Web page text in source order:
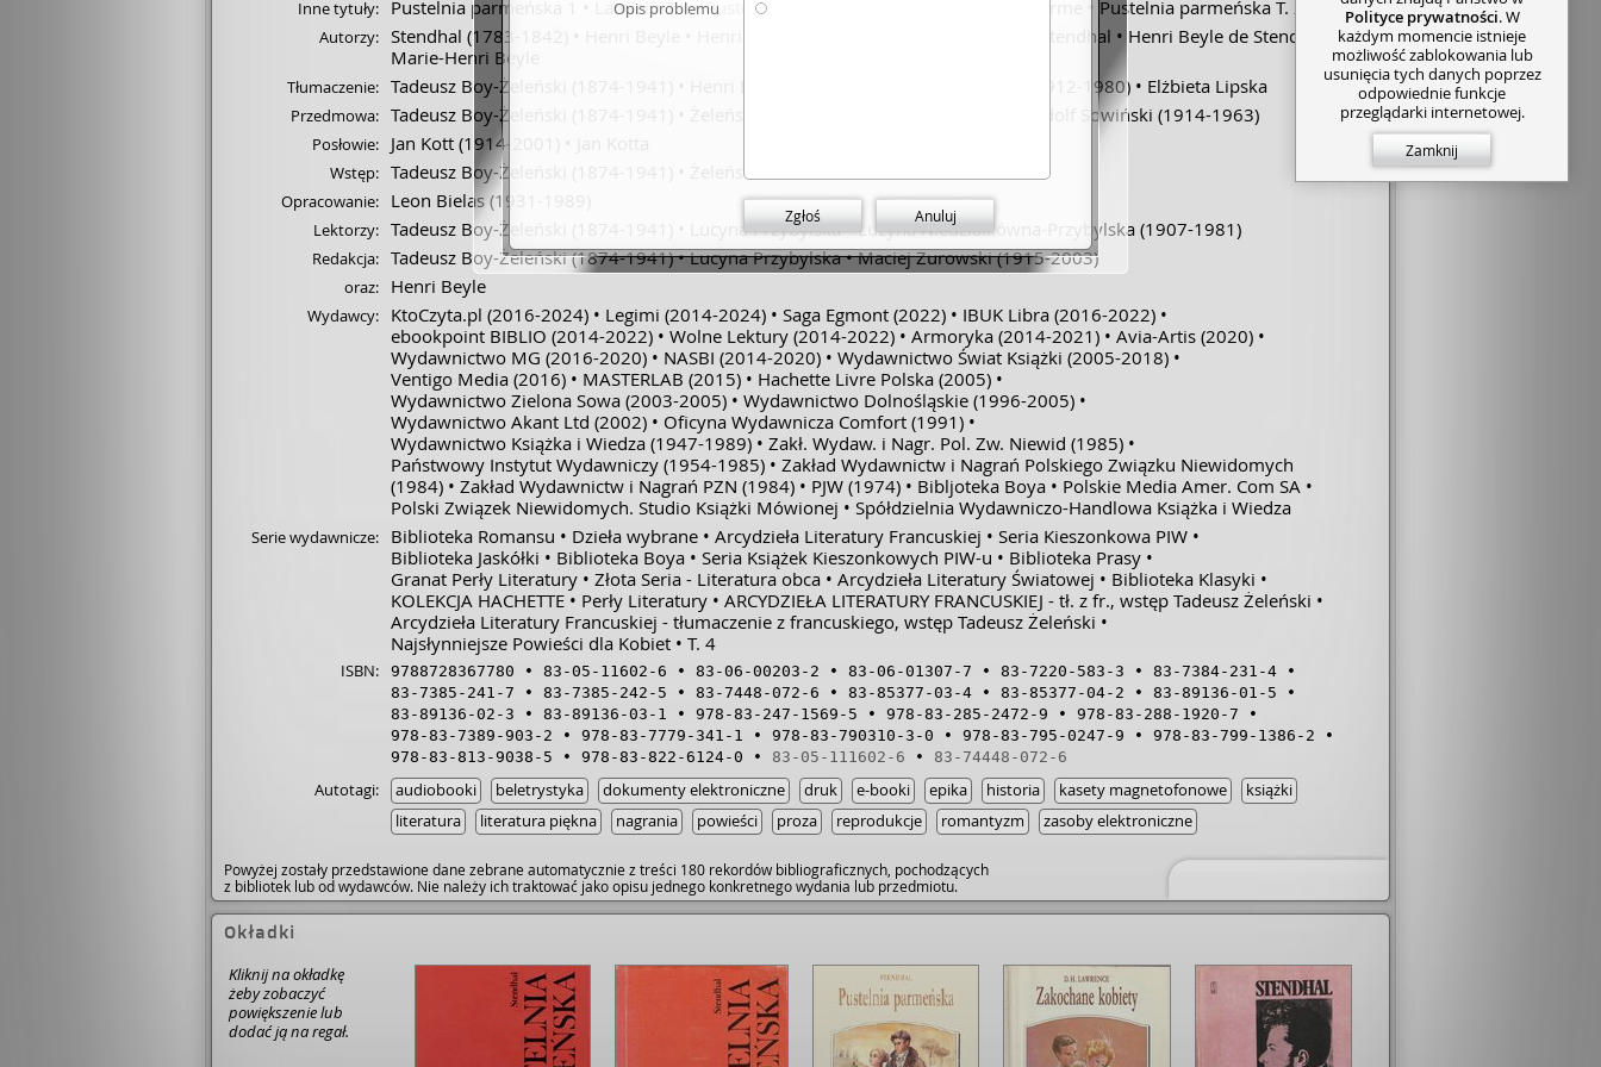
ebookpoint BIBLIO, 2021.
Media : ebookpoint BIBLIO, 2016.
Pustelnia parmeńska / Stendhal /
Wolne Lektury : Legimi, 2022.
Inne tytuły: Pustelnia parmeńska 1 Lamiel T.II Pustelnia parmeńska. La Chartreuse de Parme Pustelnia parmeńska T. 2
Autorzy: Stendhal (1783-1842) Henri Beyle Stendhal
Henri Beyle de Stendhal
Marie-Henri Beyle
Tłumaczenie: Tadeusz Boy-Żeleński (1912-1980) Elżbieta Lipska
Przedmowa: Tadeusz Boy-Żeleński Adolf Sowiński (1914-1963)
Posłowie: Jan Kott (1914-2001)
Wstęp: Tadeusz Boy-Żeleński Żeleński
Opracowanie: Leon Bielas(1931-1989)
Lektorzy: Tadeusz Boy-Żeleński Lucyna Przybylska Lucyna Niedziałkówna-Przybylska (1907-1981)
Redakcja: Tadeusz Boy-Żeleński(1874-1941) Lucyna Przybylska Maciej Żurowski(1915-2003)
oraz: Henri Beyle
Wydawcy: KtoCzyta.pl (2016-2024) Legimi (2014-2024) Saga Egmont (2022) IBUK Libra (2016-2022)
ebookpoint BIBLIO (2014-2022) Wolne Lektury (2014-2022) Armoryka (2014-2021) Avia-Artis (2020)
Wydawnictwo MG (2016-2020) NASBI (2014-2020) Wydawnictwo Świat Książki (2005-2018)
Ventigo Media (2016) MASTERLAB (2015) Hachette Livre Polska (2005)
Wydawnictwo Zielona Sowa (2003-2005) Wydawnictwo Dolnośląskie (1996-2005)
Wydawnictwo Akant Ltd (2002) Oficyna Wydawnicza Comfort (1991)
Wydawnictwo Książka i Wiedza (1947-1989) Zakł. Wydaw. i Nagr. Pol. Zw. Niewid (1985)
Państwowy Instytut Wydawniczy (1954-1985)
Zakład Wydawnictw i Nagrań Polskiego Związku Niewidomych
(1984)
Zakład Wydawnictw i Nagrań PZN (1984) PJW (1974) Bibljoteka Boya
Polskie Media Amer. Com SA
Polski Związek Niewidomych. Studio Książki Mówionej
Spółdzielnia Wydawniczo-Handlowa Książka i Wiedza
Serie wydawnicze: Biblioteka Romansu Dzieła wybrane Arcydzieła Literatury Francuskiej
Seria Kieszonkowa PIW
Biblioteka Jaskółki
Biblioteka Boya Seria Książek Kieszonkowych PIW-u
Biblioteka Prasy
Granat Perły Literatury
Złota Seria - Literatura obca Arcydzieła Literatury Światowej
Biblioteka Klasyki
KOLEKCJA HACHETTE
Perły Literatury
ARCYDZIEŁA LITERATURY FRANCUSKIEJ - tł. z fr., wstęp Tadeusz Żeleński
Arcydzieła Literatury Francuskiej - tłumaczenie z francuskiego, wstęp Tadeusz Żeleński
Najsłynniejsze Powieści dla Kobiet
T. 4
ISBN: 9788728367780 83-05-11602-6 83-06-00203-2 83-06-01307-7 83-7220-583-3
83-7384-231-4
83-7385-241-7
83-7385-242-5 83-7448-072-6 83-85377-03-4 83-85377-04-2
83-89136-01-5
83-89136-02-3
83-89136-03-1 978-83-247-1569-5 978-83-285-2472-9
978-83-288-1920-7
978-83-7389-903-2
978-83-7779-341-1 978-83-790310-3-0 978-83-795-0247-9
978-83-799-1386-2
978-83-813-9038-5
978-83-822-6124-0 83-05-111602-6 83-74448-072-6
Autotagi: audiobooki beletrystyka dokumenty elektroniczne druk e-booki epika historia kasety magnetofonowe
książki
literatura
literatura piękna nagrania powieści proza reprodukcje romantyzm zasoby elektroniczne
Powyżej zostały przedstawione dane zebrane automatycznie z treści 180 rekordów bibliograficznych, pochodzących
z bibliotek lub od wydawców. Nie należy ich traktować jako opisu jednego konkretnego wydania lub przedmiotu.
Okładki
Kliknij na okładkę
żeby zobaczyć
powiększenie lub
dodać ją na regał.
Opis problemu
Zgłoś Anuluj
Polityce prywatności. W
każdym momencie istnieje
możliwość zablokowania lub
usunięcia tych danych poprzez
odpowiednie funkcje
przeglądarki internetowej.
Zamknij